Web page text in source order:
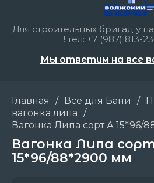
Для строительных бригад у
! тел: +7 (987) 813-
Мы ответим на все
Главная / Всё для Бани /
вагонка липа /
Вагонка Липа сорт А 15*96/
Вагонка Липа
15*96/88*2900 мм